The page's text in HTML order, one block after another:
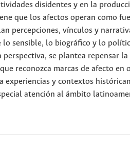
disidentes y en la
que los afectos operan como
percepciones, vínculos y
lo sensible, lo biográfico y lo
perspectiva, se plantea repensar
reconozca marcas de afecto en
experiencias y contextos
atención al ámbito